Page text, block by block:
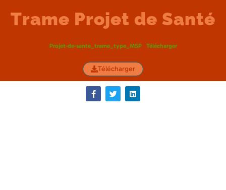
Trame Projet de Santé
Projet-de-sante_trame_type_MSP Télécharger
Télécharger